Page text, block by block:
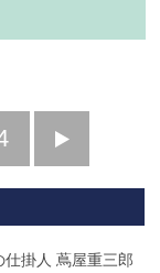
へ
掛人 蔦屋重三郎